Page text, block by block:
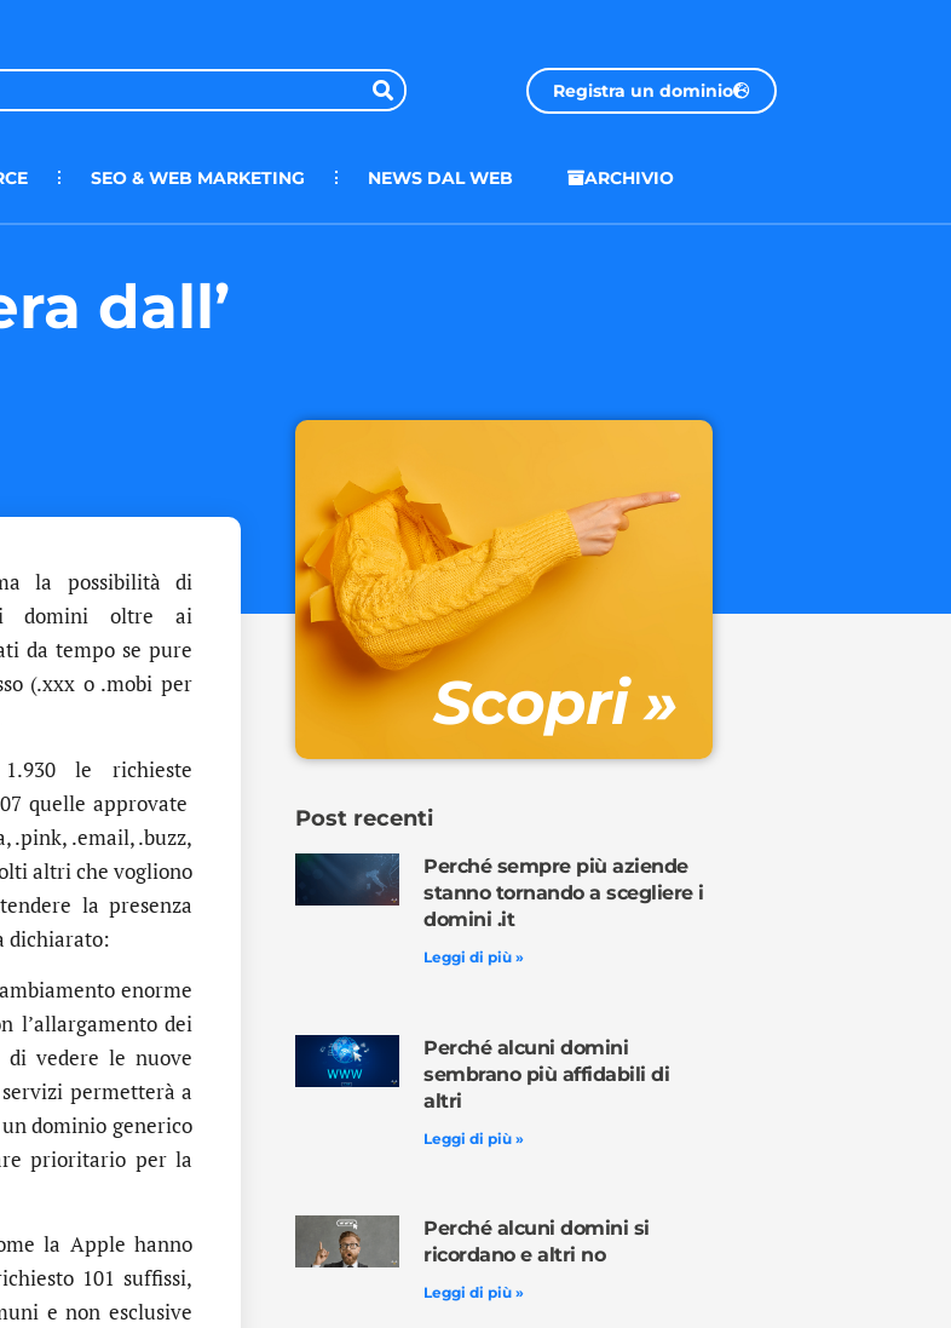
Registra un dominio
SEO & WEB MARKETING NEWS DAL WEB ARCHIVIO
dall’
la possibilità di
domini oltre ai
da tempo se pure
(.xxx o .mobi per
le richieste
quelle approvate
.pink, .email, .buzz,
altri che vogliono
la presenza
dichiarato:
enorme
l’allargamento dei
vedere le nuove
permetterà a
dominio generico
prioritario per la
la Apple hanno
101 suffissi,
e non esclusive
Scopri »
Post recenti
Perché sempre più aziende
stanno tornando a scegliere i
domini .it
Leggi di più »
Perché alcuni domini
sembrano più affidabili di
altri
Leggi di più »
Perché alcuni domini si
ricordano e altri no
Leggi di più »